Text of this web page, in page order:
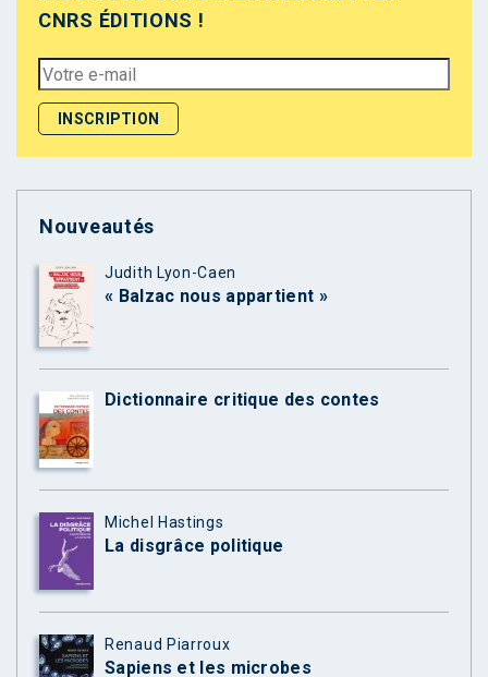
CNRS ÉDITIONS !
Nouveautés
Judith Lyon-Caen
« Balzac nous appartient »
Dictionnaire critique des contes
Michel Hastings
La disgrâce politique
Renaud Piarroux
Sapiens et les microbes